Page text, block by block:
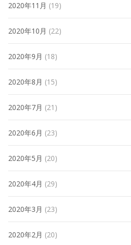
2020年11月 (19)
2020年10月 (22)
2020年9月 (18)
2020年8月 (15)
2020年7月 (21)
2020年6月 (23)
2020年5月 (20)
2020年4月 (29)
2020年3月 (23)
2020年2月 (20)